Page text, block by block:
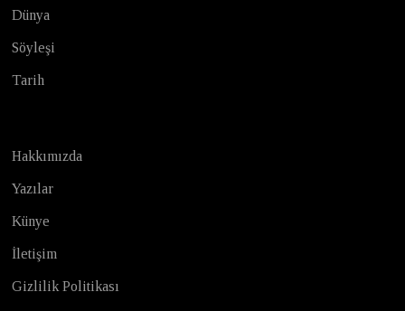
Dünya
Söyleşi
Tarih
Hakkımızda
Yazılar
Künye
İletişim
Gizlilik Politikası